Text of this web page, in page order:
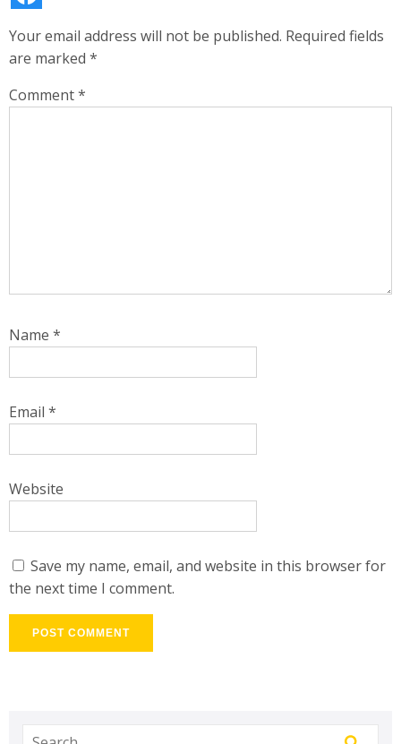
Your email address will not be published. Required fields
are marked *
Comment*
Name *
Email *
Website
Save my name, email, and website in this browser for
the next time I comment.